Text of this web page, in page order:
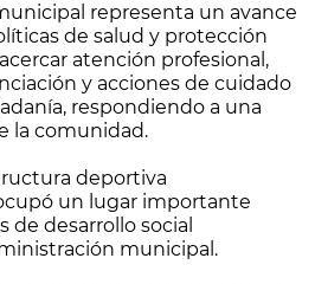
representa un avance
de salud y protección
atención profesional,
y acciones de cuidado
respondiendo a una
la comunidad.
deportiva
un lugar importante
de desarrollo social
municipal.